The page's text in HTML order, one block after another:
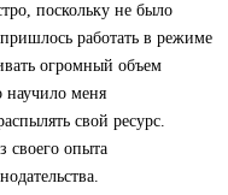
поскольку не было
работать в режиме
огромный объем
меня
свой ресурс.
своего опыта